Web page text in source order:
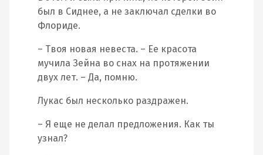
был в Сиднее, а не заключал сделки во
Флориде.
– Твоя новая невеста. – Ее красота
мучила Зейна во снах на протяжении
двух лет. – Да, помню.
Лукас был несколько раздражен.
– Я еще не делал предложения. Как ты
узнал?